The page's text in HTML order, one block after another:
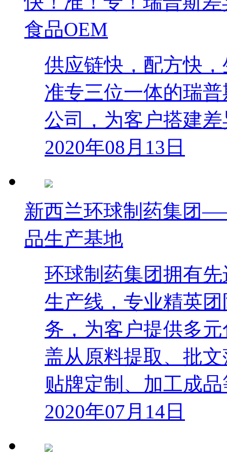
食品OEM
供应链快，配方快
准专三位一体的瑞
公司，为客户搭建
2020年08月13日
新西兰环球制药集团
品生产基地
环球制药集团拥有
生产线，专业精英
务，为客户提供多
盖从原料提取、批
贴牌定制、加工成
2020年07月14日